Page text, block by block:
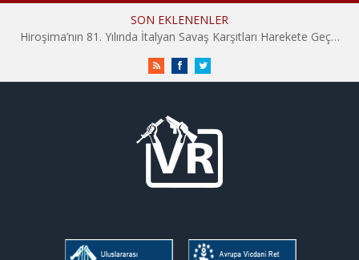
SON EKLENENLER
Hiroşima’nın 81. Yılında İtalyan Savaş Karşıtları Harekete Geçti: “Hatırlamak yeterli değil”
RSS FacebookTwitter